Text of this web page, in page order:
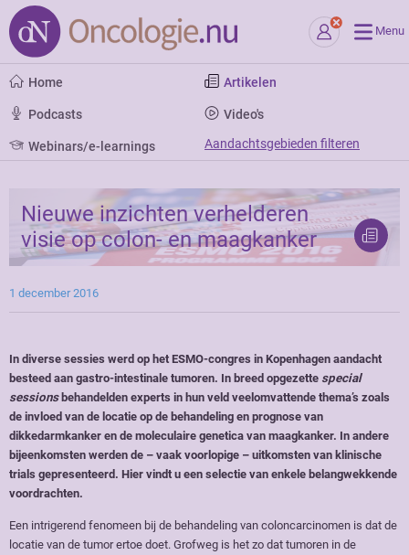
Menu
Home Artikelen
Podcasts Video's
Webinars/e-learnings Aandachtsgebieden filteren
Nieuwe inzichten verhelderen
visie op colon- en maagkanker
1 december 2016
In diverse sessies werd op het ESMO-congres in Kopenhagen aandacht
besteed aan gastro-intestinale tumoren. In breed opgezette special
sessionsbehandelden experts in hun veld veelomvattende thema’s zoals
de invloed van de locatie op de behandeling en prognose van
dikkedarmkanker en de moleculaire genetica van maagkanker. In andere
bijeenkomsten werden de – vaak voorlopige – uitkomsten van klinische
trials gepresenteerd. Hier vindt u een selectie van enkele belangwekkende
voordrachten.
Een intrigerend fenomeen bij de behandeling van coloncarcinomen is dat de
locatie van de tumor ertoe doet. Grofweg is het zo dat tumoren in de